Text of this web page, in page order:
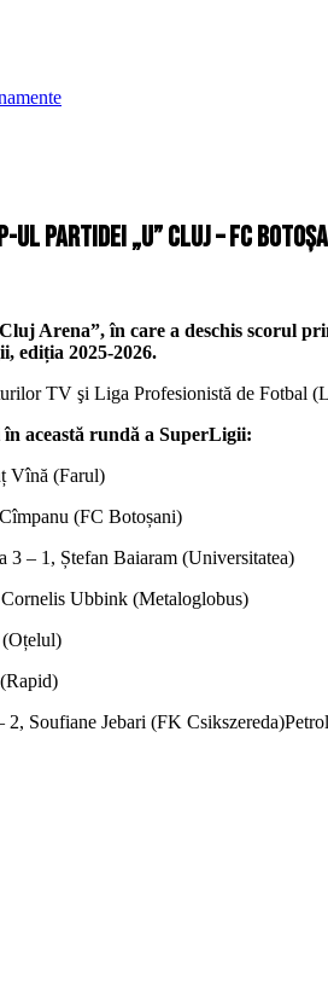
ul partidei „U” Cluj – FC
Arena”, în care a deschis scorul
ediția 2025-2026.
TV şi Liga Profesionistă de Fotbal
această rundă a SuperLigii:
Vînă (Farul)
(FC Botoșani)
3 – 1, Ștefan Baiaram (Universitatea)
Ubbink (Metaloglobus)
2, Soufiane Jebari (FK